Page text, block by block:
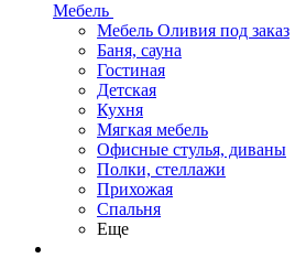
Мебель
Мебель Оливия под заказ
Баня, сауна
Гостиная
Детская
Кухня
Мягкая мебель
Офисные стулья, диваны
Полки, стеллажи
Прихожая
Спальня
Еще